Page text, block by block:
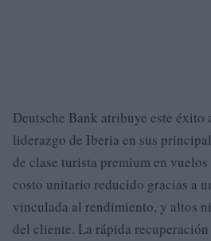
Deutsche Bank atribuye este éxito
liderazgo de Iberia en sus
de clase turista premium en
costo unitario reducido gracias a
vinculada al rendimiento, y altos
del cliente. La rápida